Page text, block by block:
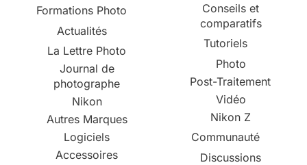
Formations Photo
Actualités
La Lettre Photo
Journal de
photographe
Nikon
Autres Marques
Logiciels
Accessoires
Conseils et
comparatifs
Tutoriels
Photo
Post-Traitement
Vidéo
Nikon Z
Communauté
Discussions